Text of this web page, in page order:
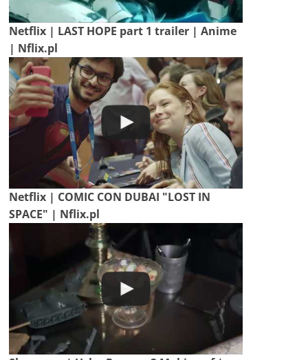
Netflix | LAST HOPE part 1 trailer | Anime
| Nflix.pl
Netflix | COMIC CON DUBAI "LOST IN
SPACE" | Nflix.pl